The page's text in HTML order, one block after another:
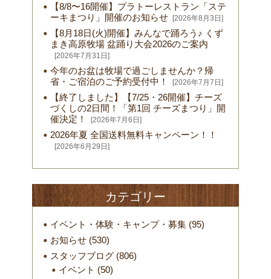
【8/8〜16開催】プラトーレストラン「ステ
ーキまつり」開催のお知らせ [2026年8月3日]
【8月18日(火)開催】みんなで踊ろう♪ くず
まき高原牧場 盆踊り大会2026のご案内
[2026年7月31日]
今年のお盆は牧場で過ごしませんか？帰
省・ご宿泊のご予約受付中！
[2026年7月7日]
【終了しました】【7/25・26開催】チーズ
づくしの2日間！「第1回 チーズまつり」開
催決定！
[2026年7月6日]
2026年夏 全国送料無料キャンペーン！！
[2026年6月29日]
カテゴリー
イベント・体験・キャンプ・募集(95)
お知らせ(530)
スタッフブログ(806)
イベント (50)